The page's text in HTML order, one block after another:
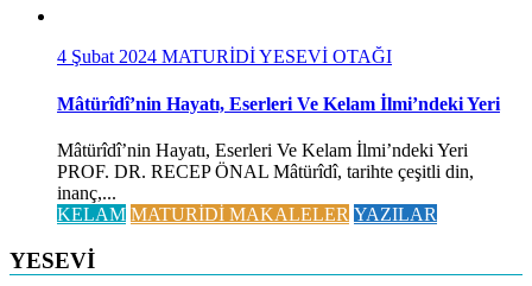
4 Şubat 2024 MATURİDİ YESEVİ OTAĞI
Mâtürîdî’nin Hayatı, Eserleri Ve Kelam İlmi’ndeki Yeri
Mâtürîdî’nin Hayatı, Eserleri Ve Kelam İlmi’ndeki Yeri
PROF. DR. RECEP ÖNAL Mâtürîdî, tarihte çeşitli din,
inanç,...
KELAM MATURİDİ MAKALELER YAZILAR
YESEVİ